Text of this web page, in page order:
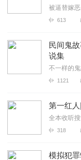
被逼替嫁
613
民间鬼
说集
不一样的
1121
第一红
全本收听
318
模拟犯